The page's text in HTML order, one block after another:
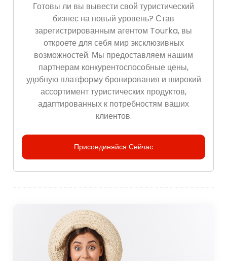
Готовы ли вы вывести свой туристический
бизнес на новый уровень? Став
зарегистрированным агентом Tourka, вы
откроете для себя мир эксклюзивных
возможностей. Мы предоставляем нашим
партнерам конкурентоспособные цены,
удобную платформу бронирования и широкий
ассортимент туристических продуктов,
адаптированных к потребностям ваших
клиентов.
Присоединяйся Сейчас